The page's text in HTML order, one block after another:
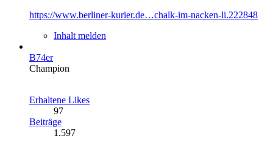
https://www.berliner-kurier.de…chalk-im-nacken-li.222848
Inhalt melden
B74er
Champion
Erhaltene Likes
97
Beiträge
1.597